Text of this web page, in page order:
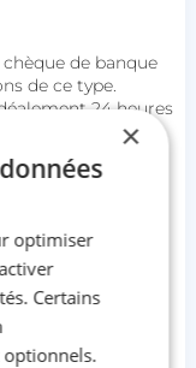
de banque
de ce type.
24 heures
photo ou une
le en deux
et signe-le ;
de l’ANTS pour
cas d'infractions
×
optimiser
Certains
optionnels.